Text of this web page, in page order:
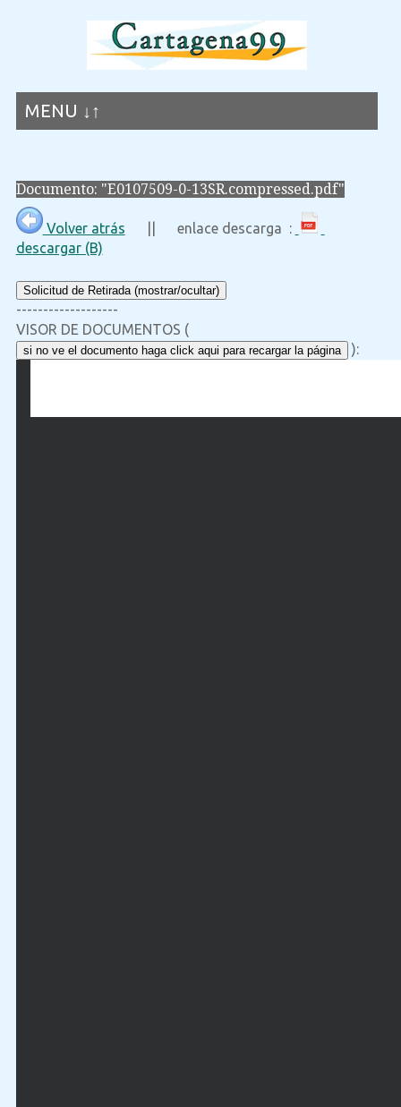
MENU ↓↑
Documento: "E0107509-0-13SR.compressed.pdf"
Volver atrás || enlace descarga :
descargar (B)
Solicitud de Retirada (mostrar/ocultar)
-------------------
VISOR DE DOCUMENTOS (
si no ve el documento haga click aqui para recargar la página ):